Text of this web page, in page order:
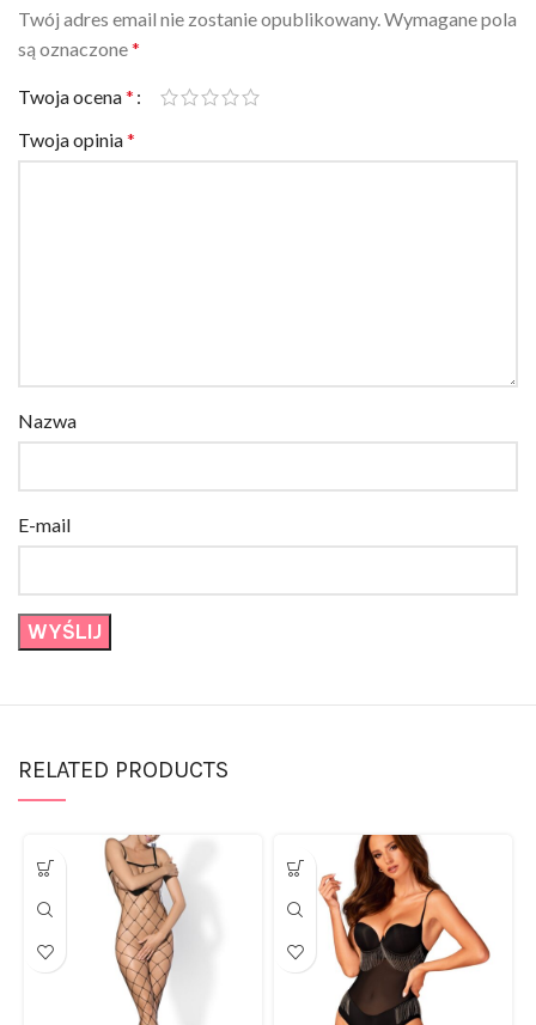
Twój adres email nie zostanie opublikowany. Wymagane pola
są oznaczone *
Twoja ocena *
Twoja opinia *
Nazwa
E-mail
RELATED PRODUCTS